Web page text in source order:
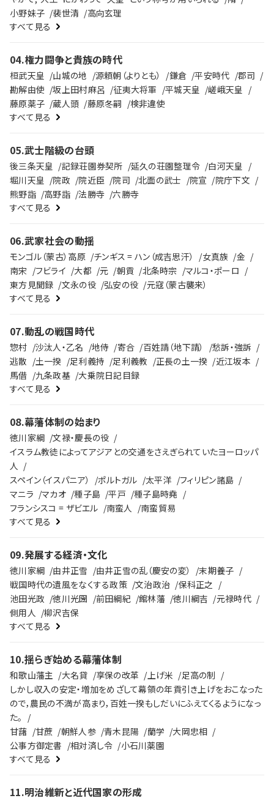
小野妹子
裴世清
高向玄理
すべて見る
04.権力闘争と貴族の時代
桓武天皇 山城の地 源頼朝（よりとも） 鎌倉 平安時代
郡司
勘解由使
坂上田村麻呂 征夷大将軍 平城天皇
嵯峨天皇
藤原薬子
蔵人頭 藤原冬嗣
検非違使
すべて見る
05.武士階級の台頭
後三条天皇 記録荘園券契所 延久の荘園整理令
白河天皇
堀川天皇
院政 院近臣 院司 北面の武士 院宣
院庁下文
熊野詣
高野詣 法勝寺
六勝寺
すべて見る
06.武家社会の動揺
モンゴル（蒙古）高原 チンギス = ハン（成吉思汗） 女真族
金
南宋
フビライ 大都 元 朝貢 北条時宗
マルコ・ポーロ
東方見聞録
文永の役 弘安の役
元寇（蒙古襲来）
すべて見る
07.動乱の戦国時代
惣村 沙汰人・乙名 地侍 寄合 百姓請（地下請）
愁訴・強訴
逃散
土一揆 足利義持 足利義教 正長の土一揆
近江坂本
馬借
九条政基
大乗院日記目録
すべて見る
08.幕藩体制の始まり
徳川家綱
文禄・慶長の役
イスラム教徒によってアジアとの交通をさえぎられていたヨーロッパ
人
スペイン（イスパニア）
ポルトガル 太平洋
フィリピン諸島
マニラ
マカオ 種子島 平戸
種子島時堯
フランシスコ = ザビエル
南蛮人
南蛮貿易
すべて見る
09.発展する経済・文化
徳川家綱 由井正雪 由井正雪の乱（慶安の変）
末期養子
戦国時代の遺風をなくする政策
文治政治
保科正之
池田光政
徳川光圀 前田綱紀 館林藩 徳川綱吉
元禄時代
側用人
柳沢吉保
すべて見る
10.揺らぎ始める幕藩体制
和歌山藩主 大名貸 享保の改革 上げ米
足高の制
しかし収入の安定・増加をめざして幕領の年貢引き上げをおこなった
ので，農民の不満が高まり，百姓一揆もしだいにふえてくるようになっ
た。
甘藷
甘蔗 朝鮮人参 青木昆陽 蘭学
大岡忠相
公事方御定書
相対済し令
小石川薬園
すべて見る
11.明治維新と近代国家の形成